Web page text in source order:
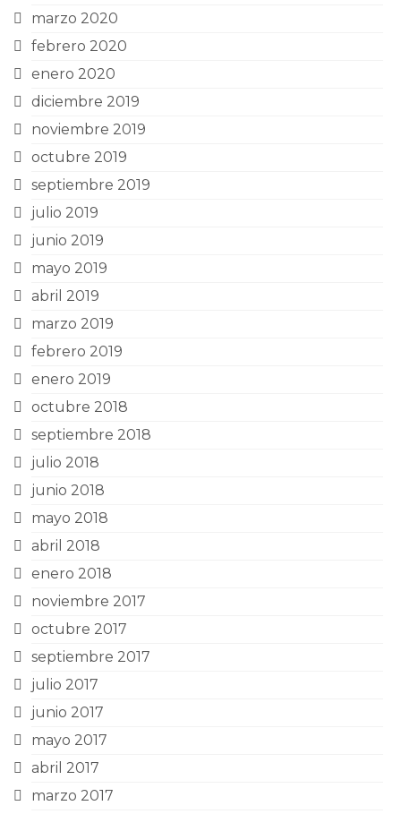
marzo 2020
febrero 2020
enero 2020
diciembre 2019
noviembre 2019
octubre 2019
septiembre 2019
julio 2019
junio 2019
mayo 2019
abril 2019
marzo 2019
febrero 2019
enero 2019
octubre 2018
septiembre 2018
julio 2018
junio 2018
mayo 2018
abril 2018
enero 2018
noviembre 2017
octubre 2017
septiembre 2017
julio 2017
junio 2017
mayo 2017
abril 2017
marzo 2017